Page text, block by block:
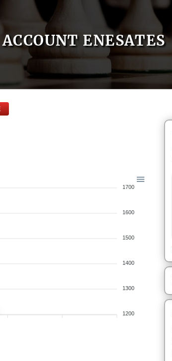
ACCOUNT ENESATES
1700
1600
1500
1400
1300
1200